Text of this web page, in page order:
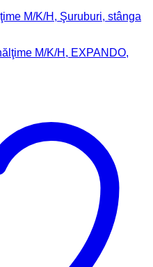
M/K/H, Şuruburi, stânga